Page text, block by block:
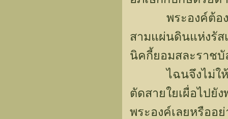
พระองค์ต้องผ่า
สามแผ่นดินแห่งรัส
นิคกี้ยอมสละราชบั
ไฉนจึงไม่ให้อเ
ตัดสายใยเผื่อไปยั
พระองค์เลยหรืออ